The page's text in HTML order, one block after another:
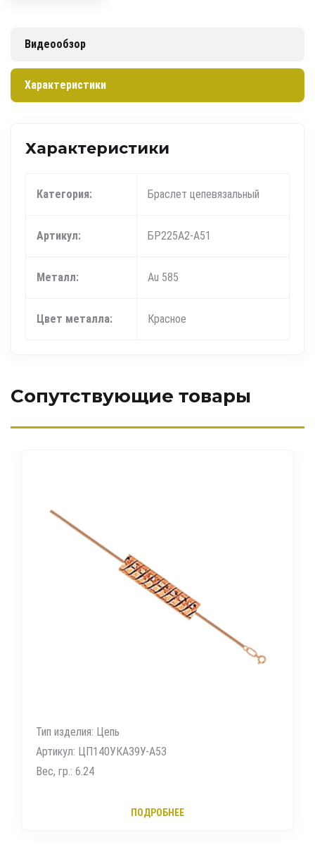
Видеообзор
Характеристики
Характеристики
Категория: Браслет цепевязальный
Артикул: БР225А2-А51
Металл: Au 585
Цвет металла: Красное
Сопутствующие товары
Тип изделия: Цепь
Артикул: ЦП140УКА39У-А53
Вес, гр.: 6.24
ПОДРОБНЕЕ